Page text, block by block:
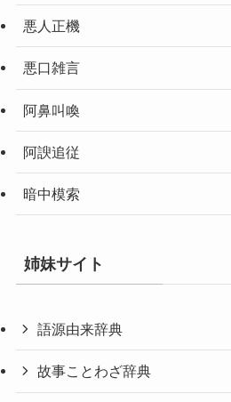
悪人正機
悪口雑言
阿鼻叫喚
阿諛追従
暗中模索
姉妹サイト
語源由来辞典
故事ことわざ辞典